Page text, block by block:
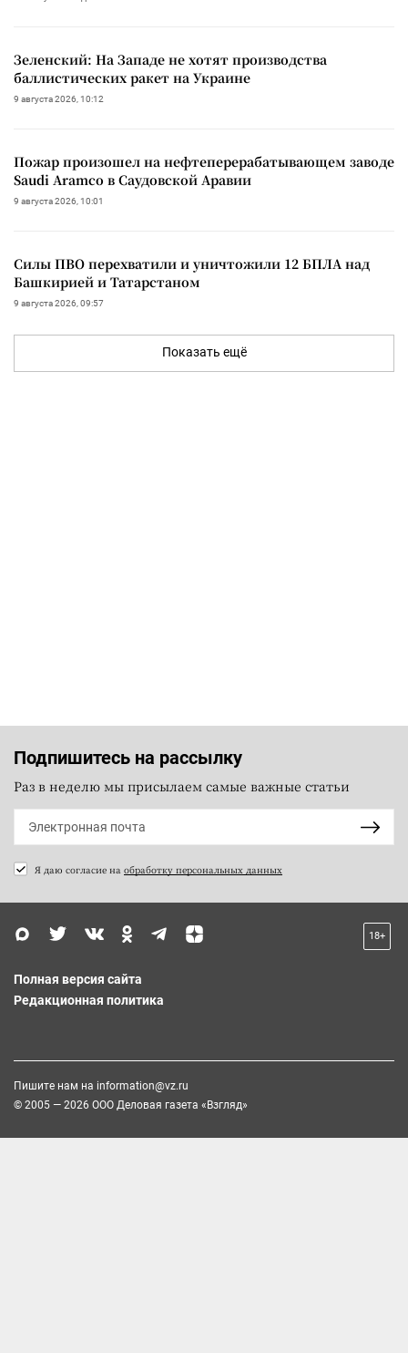
Зеленский: На Западе не хотят производства
баллистических ракет на Украине
9 августа 2026, 10:12
Пожар произошел на нефтеперерабатывающем заводе
Saudi Aramco в Саудовской Аравии
9 августа 2026, 10:01
Силы ПВО перехватили и уничтожили 12 БПЛА над
Башкирией и Татарстаном
9 августа 2026, 09:57
Показать ещё
Подпишитесь на рассылку
Раз в неделю мы присылаем самые важные статьи
Я даю согласие на обработку персональных данных
18+
Полная версия сайта
Редакционная политика
Пишите нам на information@vz.ru
© 2005 — 2026 ООО Деловая газета «Взгляд»